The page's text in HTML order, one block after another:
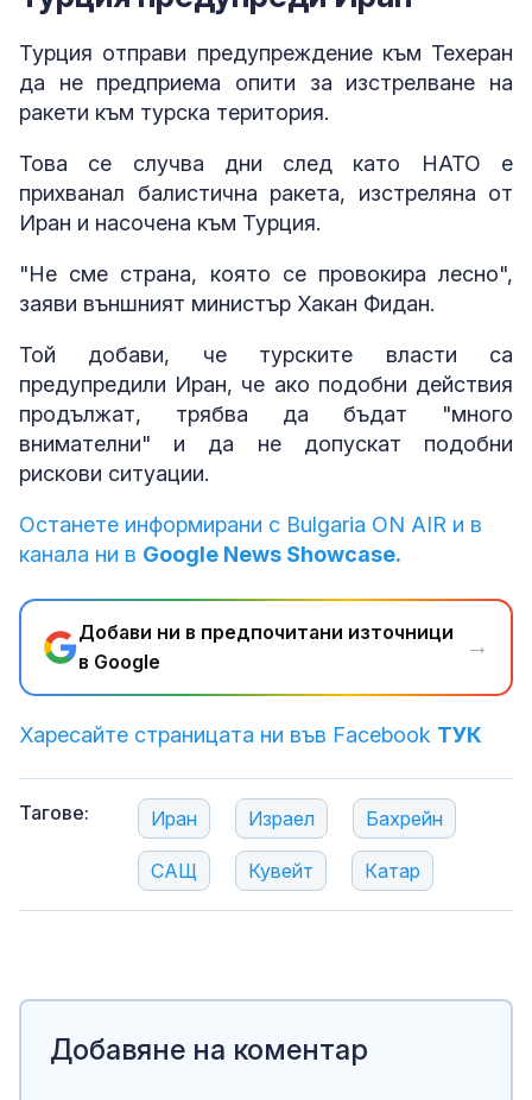
Турция отправи предупреждение към Техеран
да не предприема опити за изстрелване на
ракети към турска територия.
Това се случва дни след като НАТО е
прихванал балистична ракета, изстреляна от
Иран и насочена към Турция.
"Не сме страна, която се провокира лесно",
заяви външният министър Хакан Фидан.
Той добави, че турските власти са
предупредили Иран, че ако подобни действия
продължат, трябва да бъдат "много
внимателни" и да не допускат подобни
рискови ситуации.
Останете информирани с Bulgaria ON AIR и в
канала ни в Google News Showcase.
Добави ни в предпочитани източници
в Google
→
Харесайте страницата ни във Facebook ТУК
Тагове: Иран Израел Бахрейн
САЩ Кувейт Катар
Добавяне на коментар